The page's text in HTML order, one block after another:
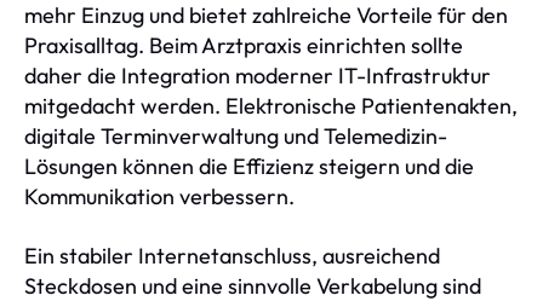
mehr Einzug und bietet zahlreiche Vorteile für den
Praxisalltag. Beim Arztpraxis einrichten sollte
daher die Integration moderner IT-Infrastruktur
mitgedacht werden. Elektronische Patientenakten,
digitale Terminverwaltung und Telemedizin-
Lösungen können die Effizienz steigern und die
Kommunikation verbessern.
Ein stabiler Internetanschluss, ausreichend
Steckdosen und eine sinnvolle Verkabelung sind